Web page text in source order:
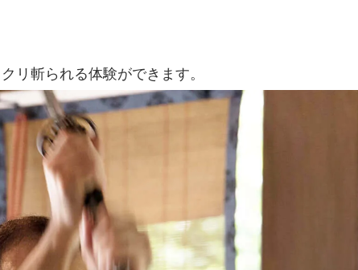
リ斬られる体験ができます。